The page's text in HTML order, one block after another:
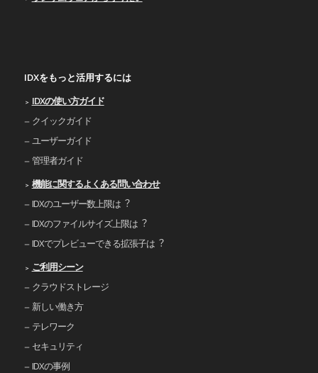
IDXをもっと活用するには
IDXの使い⽅ガイド
クイックガイド
ユーザーガイド
管理者ガイド
機能に関するよくある問い合わせ
IDXのユーザー数上限は︖
IDXのファイルサイズ上限は︖
IDXでプレビューできる拡張⼦は︖
ご利⽤シーン
クラウドストレージ
新しい働き⽅
テレワーク
セキュリティ
IDXの事例